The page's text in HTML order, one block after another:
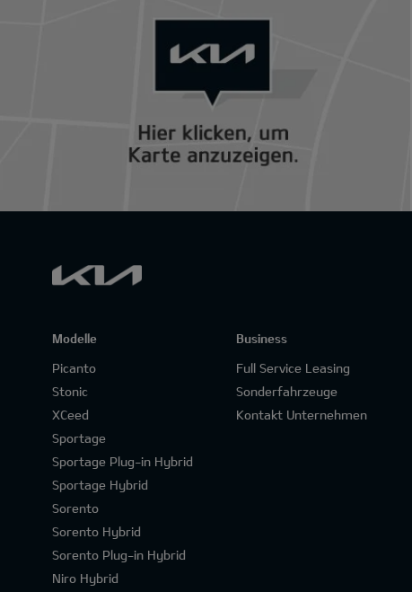
Modelle
Picanto
Stonic
XCeed
Sportage
Sportage Plug-in Hybrid
Sportage Hybrid
Sorento
Sorento Hybrid
Sorento Plug-in Hybrid
Niro Hybrid
Business
Full Service Leasing
Sonderfahrzeuge
Kontakt Unternehmen